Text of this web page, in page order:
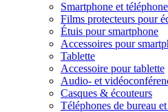
Smartphone et
Films protecteurs pour
Étuis pour smartphone
Accessoires pour
Tablette
Accessoire pour tablette
Audio- et
Casques & écouteurs
Téléphones de bureau